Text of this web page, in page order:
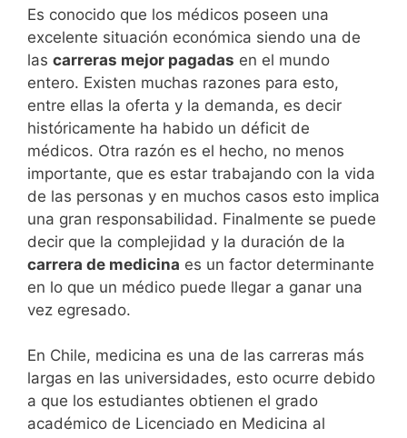
Es conocido que los médicos poseen una
excelente situación económica siendo una de
las carreras mejor pagadas en el mundo
entero. Existen muchas razones para esto,
entre ellas la oferta y la demanda, es decir
históricamente ha habido un déficit de
médicos. Otra razón es el hecho, no menos
importante, que es estar trabajando con la vida
de las personas y en muchos casos esto implica
una gran responsabilidad. Finalmente se puede
decir que la complejidad y la duración de la
carrera de medicina es un factor determinante
en lo que un médico puede llegar a ganar una
vez egresado.
En Chile, medicina es una de las carreras más
largas en las universidades, esto ocurre debido
a que los estudiantes obtienen el grado
académico de Licenciado en Medicina al